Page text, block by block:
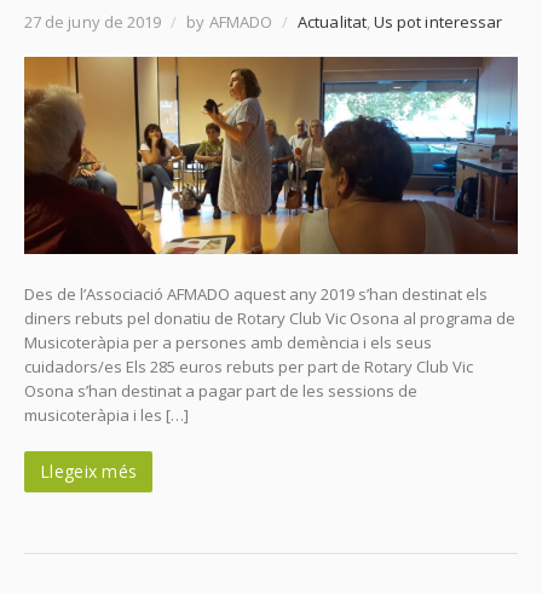
27 de juny de 2019 / by AFMADO / Actualitat,Us pot interessar
Des de l’Associació AFMADO aquest any 2019 s’han destinat els
diners rebuts pel donatiu de Rotary Club Vic Osona al programa de
Musicoteràpia per a persones amb demència i els seus
cuidadors/es Els 285 euros rebuts per part de Rotary Club Vic
Osona s’han destinat a pagar part de les sessions de
musicoteràpia i les […]
Llegeix més